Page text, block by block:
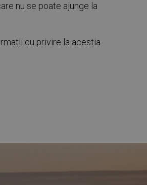
nu se poate ajunge la
cu privire la acestia